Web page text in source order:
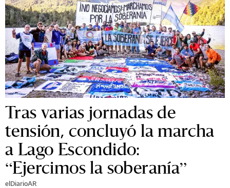
Tras varias jornadas de
tensión, concluyó la marcha
a Lago Escondido:
“Ejercimos la soberanía”
elDiarioAR